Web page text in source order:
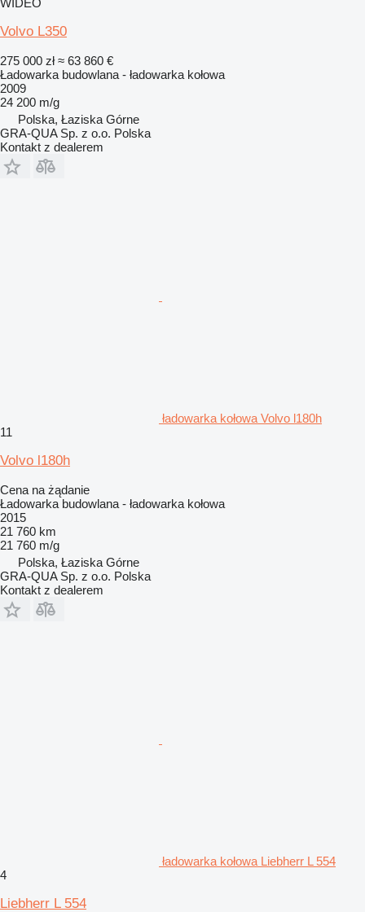
WIDEO
Volvo L350
275 000 zł ≈ 63 860 €
Ładowarka budowlana - ładowarka kołowa
2009
24 200 m/g
Polska, Łaziska Górne
GRA-QUA Sp. z o.o. Polska
Kontakt z dealerem
ładowarka kołowa Volvo l180h
11
Volvo l180h
Cena na żądanie
Ładowarka budowlana - ładowarka kołowa
2015
21 760 km
21 760 m/g
Polska, Łaziska Górne
GRA-QUA Sp. z o.o. Polska
Kontakt z dealerem
ładowarka kołowa Liebherr L 554
4
Liebherr L 554